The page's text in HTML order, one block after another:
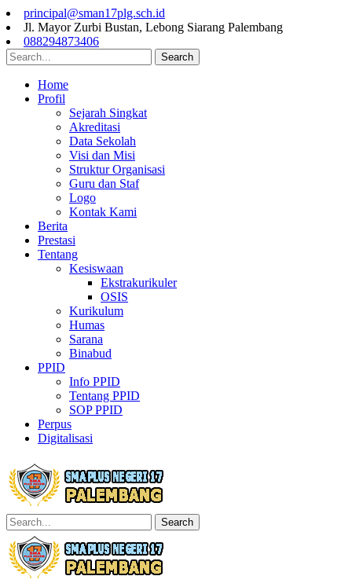
principal@sman17plg.sch.id
Jl. Mayor Zurbi Bustan, Lebong Siarang Palembang
088294873406
Search
Home
Profil
Sejarah Singkat
Akreditasi
Data Sekolah
Visi dan Misi
Struktur Organisasi
Guru dan Staf
Logo
Kontak Kami
Berita
Prestasi
Tentang
Kesiswaan
Ekstrakurikuler
OSIS
Kurikulum
Humas
Sarana
Binabud
PPID
Info PPID
Tentang PPID
SOP PPID
Perpus
Digitalisasi
Search